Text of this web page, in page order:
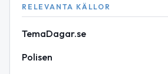
RELEVANTA KÄLLOR
TemaDagar.se
Polisen